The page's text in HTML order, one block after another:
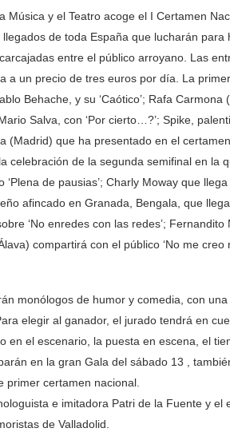
Música y el Teatro acoge el I Certamen
de toda España que lucharán
entre el público arroyano. Las
a un precio de tres euros por día. La
Behache, y su ‘Caótico’; Rafa
Salva, con ‘Por cierto…?’; Spike,
(Madrid) que ha presentado en el
celebración de la segunda semifinal en la
‘Plena de pausias’; Charly Moway que
afincado en Granada, Bengala, que
‘No enredes con las redes’;
compartirá con el público ‘No me creo
monólogos de humor y comedia, con
elegir al ganador, el jurado tendrá en
en el escenario, la puesta en escena, el
en la gran Gala del sábado 13 ,
primer certamen nacional.
e imitadora Patri de la Fuente y
de Valladolid.